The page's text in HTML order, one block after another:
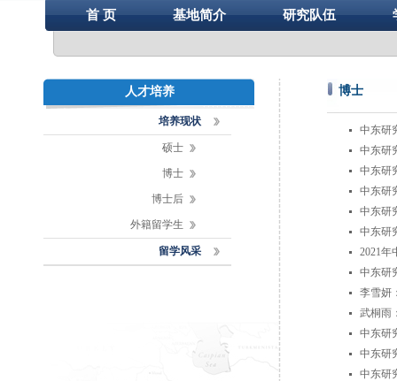
首 页 基地简介 研究队伍
人才培养
培养现状
硕士
博士
博士后
外籍留学生
留学风采
博士
中东研
中东研
中东研
中东研
中东研
中东研
2021年
中东研
李雪妍
武桐雨
中东研
中东研
中东研